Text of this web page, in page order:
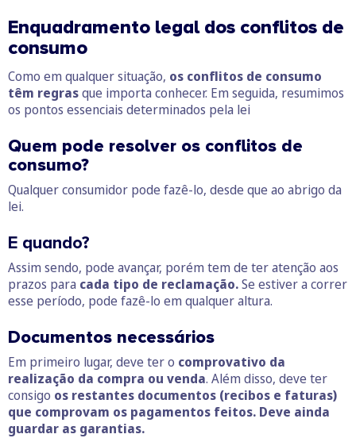
Enquadramento legal dos conflitos de
consumo
Como em qualquer situação, os conflitos de consumo
têm regrasque importa conhecer. Em seguida, resumimos
os pontos essenciais determinados pela lei
Quem pode resolver os conflitos de
consumo?
Qualquer consumidor pode fazê-lo, desde que ao abrigo da
lei.
E quando?
Assim sendo, pode avançar, porém tem de teratenção aos
prazos para cada tipo de reclamação.Se estiver a correr
esse período, pode fazê-lo em qualquer altura.
Documentos necessários
Em primeiro lugar, deve ter o comprovativo da
realização da compra ou venda. Além disso, deve ter
consigo os restantes documentos (recibos e faturas)
que comprovam os pagamentos feitos. Deve ainda
guardar as garantias.